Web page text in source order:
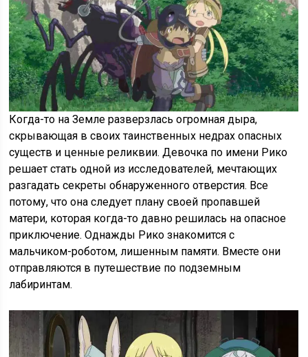
Когда-то на Земле разверзлась огромная дыра,
скрывающая в своих таинственных недрах опасных
существ и ценные реликвии. Девочка по имени Рико
решает стать одной из исследователей, мечтающих
разгадать секреты обнаруженного отверстия. Все
потому, что она следует плану своей пропавшей
матери, которая когда-то давно решилась на опасное
приключение. Однажды Рико знакомится с
мальчиком-роботом, лишенным памяти. Вместе они
отправляются в путешествие по подземным
лабиринтам.